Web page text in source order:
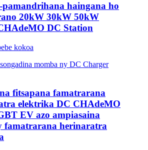
pamandrihana haingana ho
20kW 30kW 50kW
DC Station
kokoa
fitsapana famatrarana
elektrika DC CHAdeMO
EV azo ampiasaina
famatrarana herinaratra